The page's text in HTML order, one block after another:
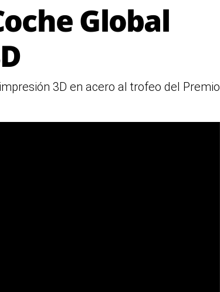
Global
3D en acero al trofeo del Premio